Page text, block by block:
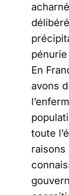
En
avons
toute
raisons